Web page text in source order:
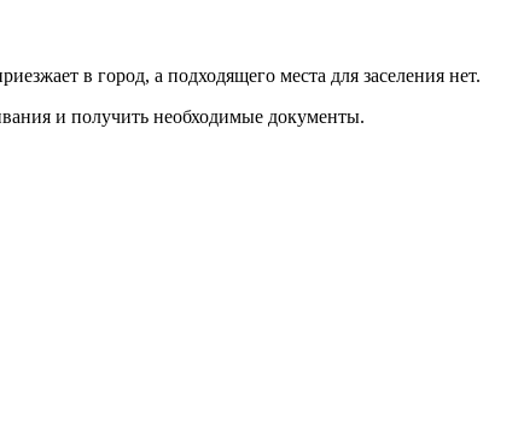
в город, а подходящего места для заселения нет.
и получить необходимые документы.